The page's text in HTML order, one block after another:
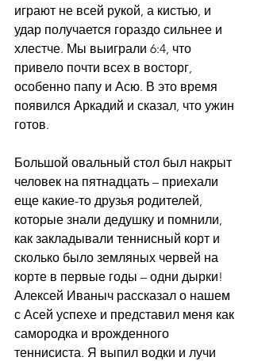
играют не всей рукой, а кистью, и
удар получается гораздо сильнее и
хлестче. Мы выиграли 6:4, что
привело почти всех в восторг,
особенно папу и Асю. В это время
появился Аркадий и сказал, что ужин
готов.
Большой овальный стол был накрыт
человек на пятнадцать – приехали
еще какие-то друзья родителей,
которые знали дедушку и помнили,
как закладывали теннисный корт и
сколько было земляных червей на
корте в первые годы – одни дырки!
Алексей Иваныч рассказал о нашем
с Асей успехе и представил меня как
самородка и врожденного
теннисиста. Я выпил водки и лучи